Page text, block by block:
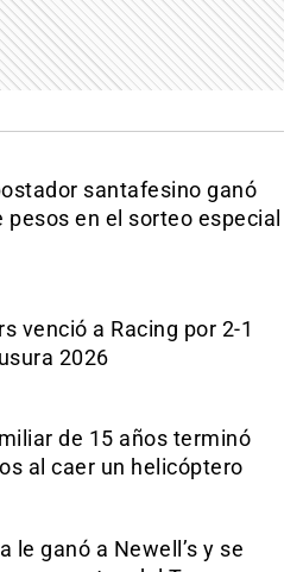
santafesino ganó
en el sorteo especial
venció a Racing por 2-1
2026
de 15 años terminó
al caer un helicóptero
le ganó a Newell’s y se